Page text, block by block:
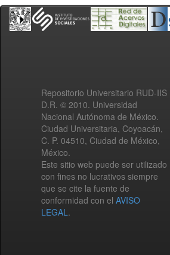
Repositorio Universitario RUD-IIS
D.R. © 2010. Universidad
Nacional Autónoma de México.
Ciudad Universitaria, Coyoacán,
C. P. 04510, Ciudad de México,
México.
Este sitio web puede ser utilizado
con fines no lucrativos siempre
que se cite la fuente de
conformidad con el AVISO
LEGAL.